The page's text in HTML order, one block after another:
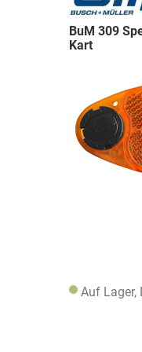
BuM 309
Kart
Auf Lager,